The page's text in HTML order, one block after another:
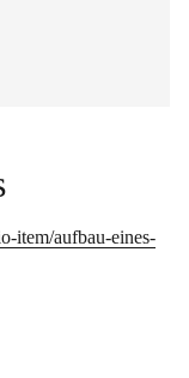
item/aufbau-eines-